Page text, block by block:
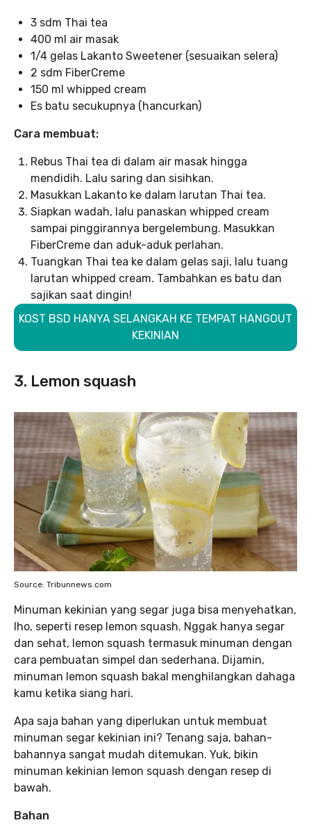
3 sdm Thai tea
400 ml air masak
1/4 gelas Lakanto Sweetener (sesuaikan selera)
2 sdm FiberCreme
150 ml whipped cream
Es batu secukupnya (hancurkan)
Cara membuat:
Rebus Thai tea di dalam air masak hingga
mendidih. Lalu saring dan sisihkan.
Masukkan Lakanto ke dalam larutan Thai tea.
Siapkan wadah, lalu panaskan whipped cream
sampai pinggirannya bergelembung. Masukkan
FiberCreme dan aduk-aduk perlahan.
Tuangkan Thai tea ke dalam gelas saji, lalu tuang
larutan whipped cream. Tambahkan es batu dan
sajikan saat dingin!
KOST BSD HANYA SELANGKAH KE TEMPAT HANGOUT
KEKINIAN
3. Lemon squash
Source: Tribunnews.com
Minuman kekinian yang segar juga bisa menyehatkan,
lho, seperti resep lemon squash. Nggak hanya segar
dan sehat, lemon squash termasuk minuman dengan
cara pembuatan simpel dan sederhana. Dijamin,
minuman lemon squash bakal menghilangkan dahaga
kamu ketika siang hari.
Apa saja bahan yang diperlukan untuk membuat
minuman segar kekinian ini? Tenang saja, bahan-
bahannya sangat mudah ditemukan. Yuk, bikin
minuman kekinian lemon squash dengan resep di
bawah.
Bahan